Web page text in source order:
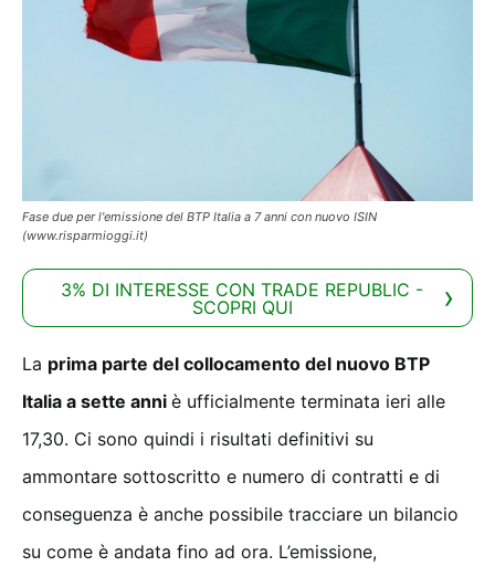
Fase due per l'emissione del BTP Italia a 7 anni con nuovo ISIN
(www.risparmioggi.it)
3% DI INTERESSE CON TRADE REPUBLIC -
SCOPRI QUI
La prima parte del collocamento del nuovo BTP
Italia a sette anni è ufficialmente terminata ieri alle
17,30. Ci sono quindi i risultati definitivi su
ammontare sottoscritto e numero di contratti e di
conseguenza è anche possibile tracciare un bilancio
su come è andata fino ad ora. L’emissione,